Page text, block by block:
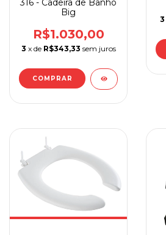
316 - Cadeira de Banho
Big
R$1.030,00
3 x de R$343,33 sem juros
3